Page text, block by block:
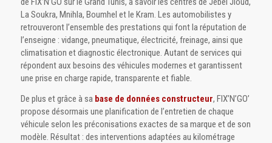
La Soukra, Mnihla, Boumhel et le Kram. Les automobilistes y
retrouveront l’ensemble des prestations qui font la réputation de
l’enseigne : vidange, pneumatique, électricité, freinage, ainsi que
climatisation et diagnostic électronique. Autant de services qui
répondent aux besoins des véhicules modernes et garantissent
une prise en charge rapide, transparente et fiable.
De plus et grâce à sa base de données constructeur, FIX’N’GO’
propose désormais une planification de l’entretien de chaque
véhicule selon les préconisations exactes de sa marque et de son
modèle. Résultat : des interventions adaptées au kilométrage